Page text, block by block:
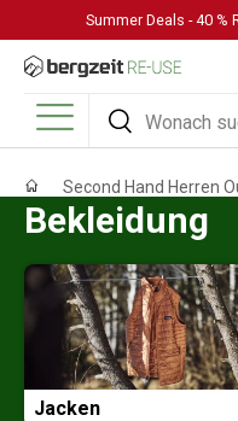
DIREKT ZUM INHALT
Summer Deals - 40 %
Suchen
Suchen
Menü
Second Hand Herren
Bekleidung
Jacken